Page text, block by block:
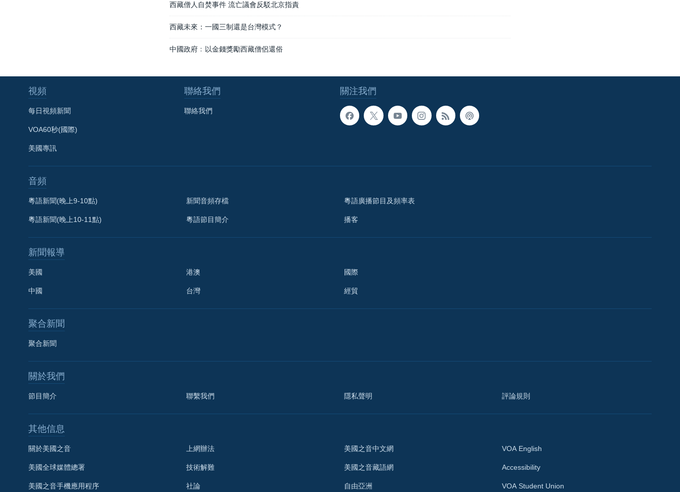
其他語言網站
西藏僧人自焚事件 流亡議會反駁北京指責
西藏未來：一國三制還是台灣模式？
中國政府﹕以金錢獎勵西藏僧侶還俗
關注我們
視頻
每日視頻新聞
VOA60秒(國際)
美國專訊
聯絡我們
聯絡我們
音頻
粵語新聞(晚上9-10點)
粵語新聞(晚上10-11點)
新聞音頻存檔
粵語節目簡介
粵語廣播節目及頻率表
播客
新聞報導
美國
中國
港澳
台灣
國際
經貿
聚合新聞
聚合新聞
關於我們
節目簡介 聯繫我們 隱私聲明 評論規則
其他信息
關於美國之音
美國全球媒體總署
美國之音手機應用程序
上網辦法
技術解難
社論
美國之音中文網
美國之音藏語網
自由亞洲
VOA English
Accessibility
VOA Student Union